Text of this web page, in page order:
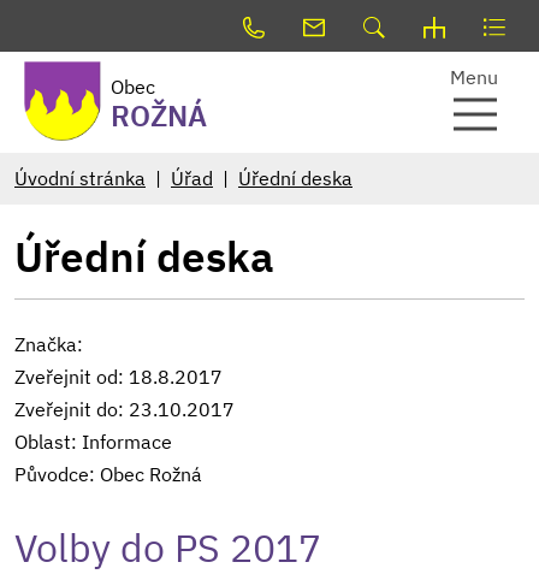
Obec
ROŽNÁ
Menu
Úvodní stránka Úřad Úřední deska
Úřední deska
Značka:
Zveřejnit od: 18.8.2017
Zveřejnit do: 23.10.2017
Oblast: Informace
Původce: Obec Rožná
Volby do PS 2017